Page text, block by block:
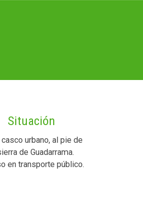
Situación
casco urbano, al pie de
de Guadarrama.
en transporte público.